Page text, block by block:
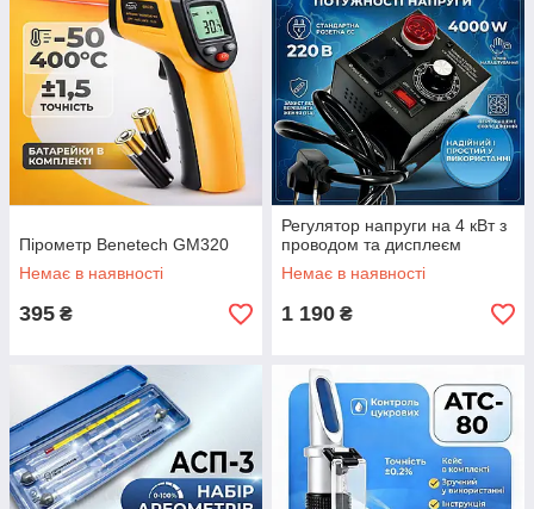
Пірометр Benetech GM320
Немає в наявності
395 ₴
Регулятор напруги на 4 кВт з
проводом та дисплеєм
Немає в наявності
1 190 ₴